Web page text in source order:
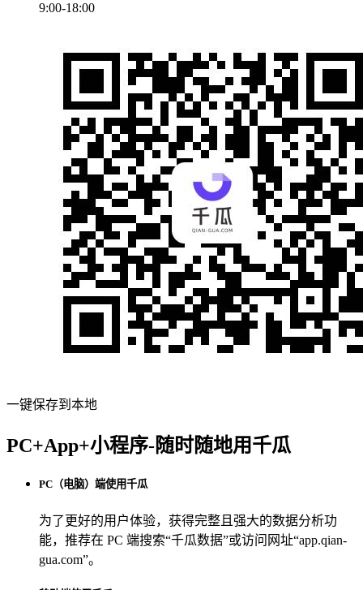
9:00-18:00
一键保存到本地
PC+App+小程序-随时随地用千瓜
PC（电脑）端使用千瓜
为了更好的用户体验，获得完整且强大的数据分析功
能，推荐在 PC 端搜索“千瓜数据”或访问网址“app.qian-
gua.com”。